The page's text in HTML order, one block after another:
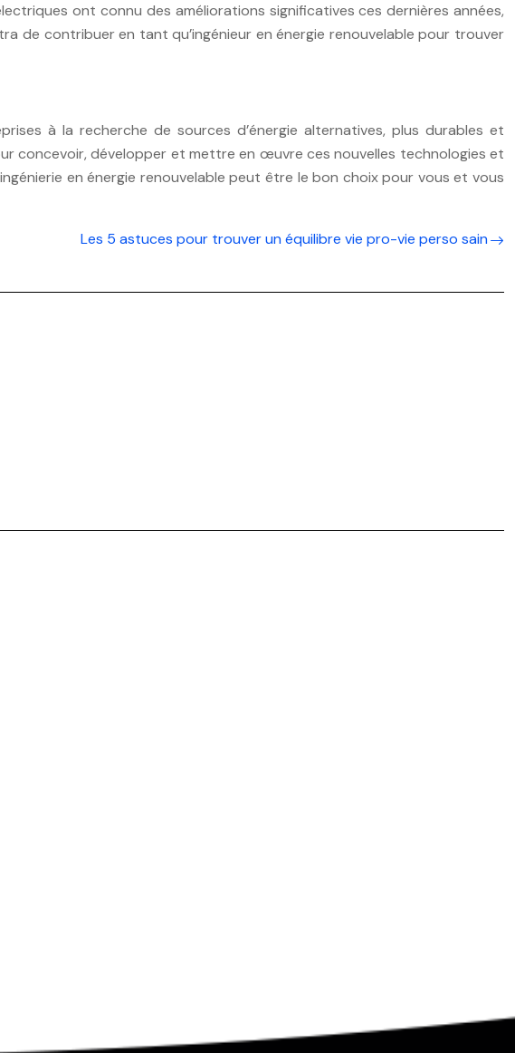
ont connu des améliorations significatives ces dernières années,
de contribuer en tant qu’ingénieur en énergie renouvelable pour trouver
à la recherche de sources d’énergie alternatives, plus durables et
concevoir, développer et mettre en œuvre ces nouvelles technologies et
en énergie renouvelable peut être le bon choix pour vous et vous
Les 5 astuces pour trouver un équilibre vie pro-vie perso sain